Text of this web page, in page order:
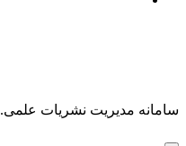
سامانه مدیریت نشریات علمی.